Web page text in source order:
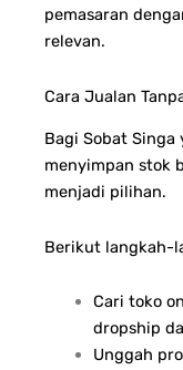
pemasaran
relevan.
Cara Jualan
Bagi Sobat
menyimpan stok
menjadi pilihan.
Berikut langkah-
Cari toko
dropship
Unggah